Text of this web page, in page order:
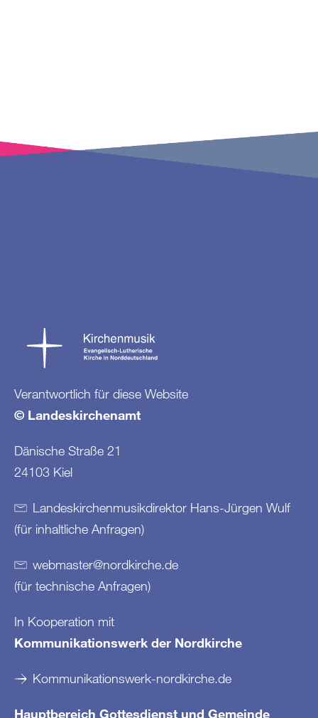
Verantwortlich für diese Website
© Landeskirchenamt
Dänische Straße 21
24103 Kiel
Landeskirchenmusikdirektor Hans-Jürgen Wulf
(für inhaltliche Anfragen)
webmaster@nordkirche.de
(für technische Anfragen)
In Kooperation mit
Kommunikationswerk der Nordkirche
Kommunikationswerk-nordkirche.de
Hauptbereich Gottesdienst und Gemeinde